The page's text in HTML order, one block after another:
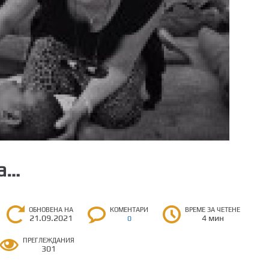
ОБНОВЕНА НА
21.09.2021
КОМЕНТАРИ
0
ВРЕМЕ ЗА ЧЕТЕНЕ
4 мин
ПРЕГЛЕЖДАНИЯ
301